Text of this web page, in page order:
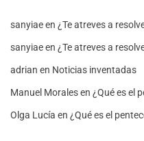
sanyiaeen ¿Te atreves a
sanyiaeen ¿Te atreves a
adrian en Noticias inventadas
Manuel Moralesen ¿Qué es el
Olga Lucía en ¿Qué es el